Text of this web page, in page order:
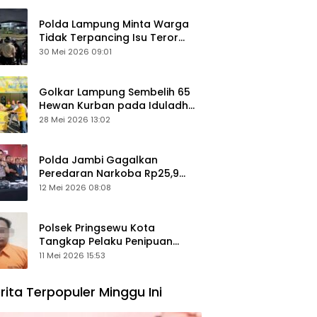
Polda Lampung Minta Warga
Tidak Terpancing Isu Teror
Pocong Palsu, Patroli
30 Mei 2026 09:01
Golkar Lampung Sembelih 65
Hewan Kurban pada Iduladha
1447 Hijriah
28 Mei 2026 13:02
Polda Jambi Gagalkan
Peredaran Narkoba Rp25,9
Miliar, Empat Tersangka
12 Mei 2026 08:08
Polsek Pringsewu Kota
Tangkap Pelaku Penipuan
Mobil, Sempat Kabur ke Jambi
11 Mei 2026 15:53
Terpopuler Minggu Ini